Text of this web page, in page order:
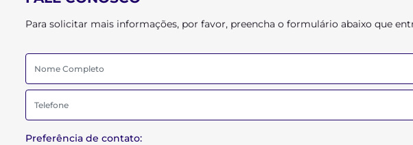
Para solicitar mais informações, por favor, preencha o formulário abaixo que
Preferência de contato: